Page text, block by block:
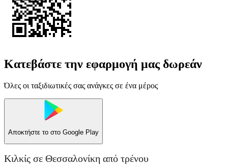
Κατεβάστε την εφαρμογή μας δωρεάν
Όλες οι ταξιδιωτικές σας ανάγκες σε ένα μέρος
Αποκτήστε το στο Google Play
Κιλκίς σε Θεσσαλονίκη από τρένου